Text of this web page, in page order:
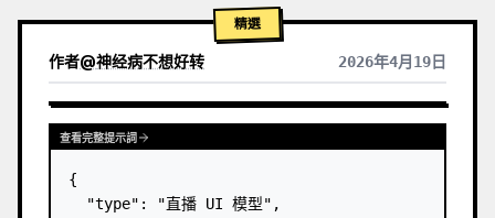
精選
作者@神经病不想好转 2026年4月19日
查看完整提示詞
{
  "type": "直播 UI 模型",